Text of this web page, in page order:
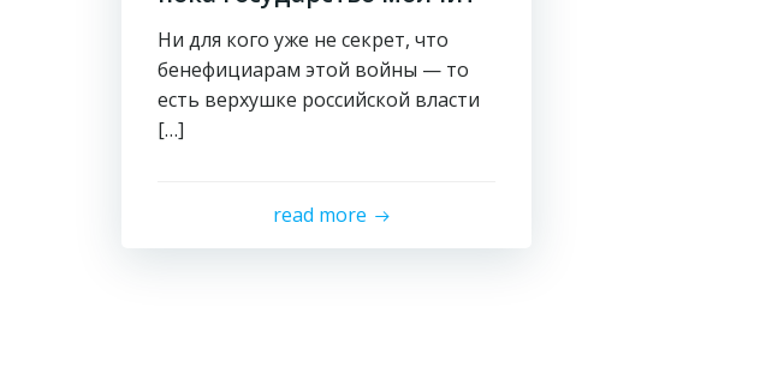
Ни для кого уже не секрет, что
бенефициарам этой войны — то
есть верхушке российской власти
[…]
read more